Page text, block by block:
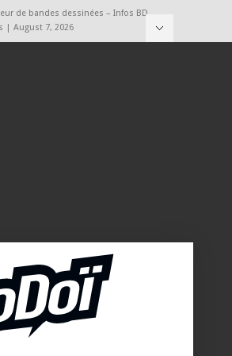
de bandes dessinées – Infos BD,
| August 7, 2026